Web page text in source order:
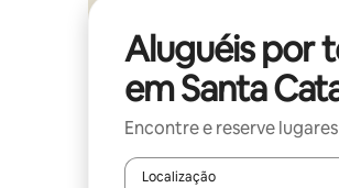
Aluguéis por
em Santa
Encontre e reserve
Localização